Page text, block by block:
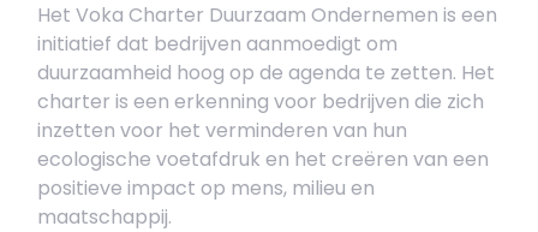
Het Voka Charter Duurzaam Ondernemen is een
initiatief dat bedrijven aanmoedigt om
duurzaamheid hoog op de agenda te zetten. Het
charter is een erkenning voor bedrijven die zich
inzetten voor het verminderen van hun
ecologische voetafdruk en het creëren van een
positieve impact op mens, milieu en
maatschappij.